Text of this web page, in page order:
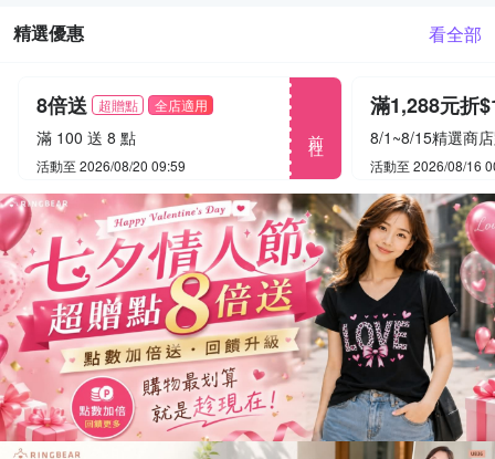
精選優惠 看全部
8倍送 超贈點 全店適用
滿 100 送 8 點
活動至 2026/08/20 09:59 活動至 2026/08/16